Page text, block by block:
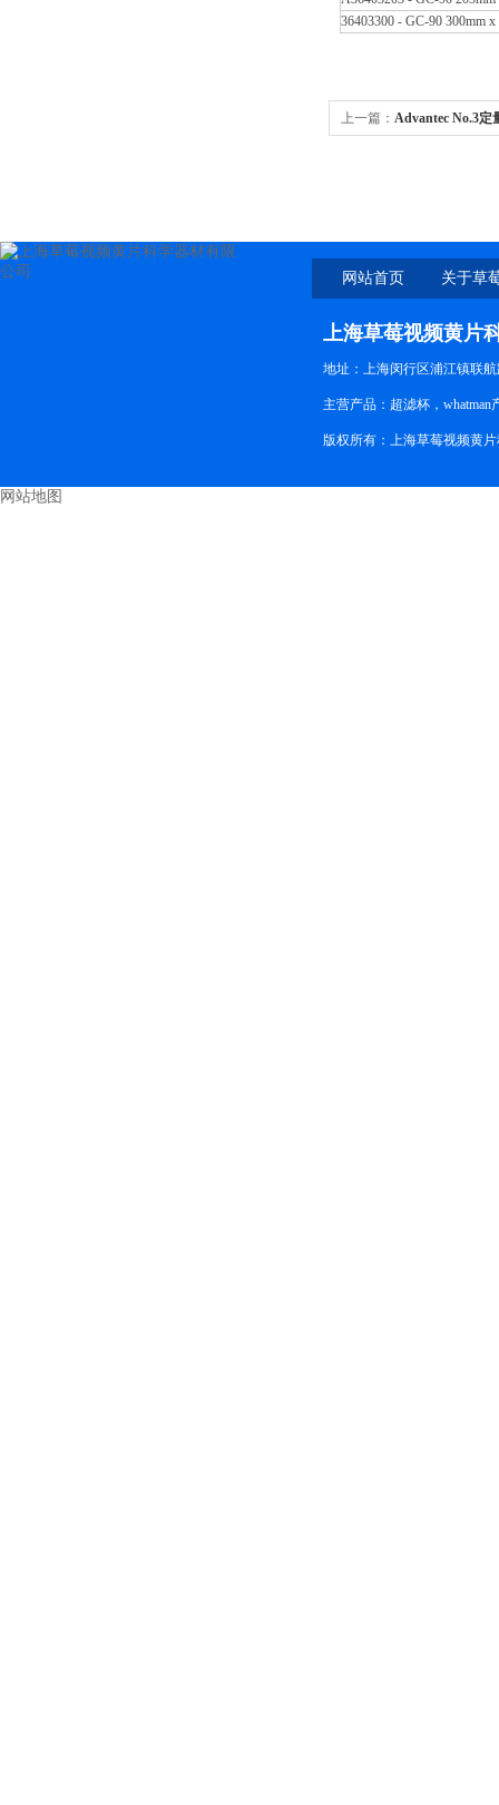
36403300 - GC-90 300mm
上一篇： Advantec No.3
网站首页 关于草
上海草莓视频黄片
地址：上海闵行区浦江镇联
主营产品：超滤杯，whatman
版权所有：上海草莓视频黄
网站地图